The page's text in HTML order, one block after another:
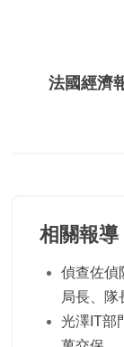
法國經濟
相關報導
偵查佐
局長、隊
光澤IT部